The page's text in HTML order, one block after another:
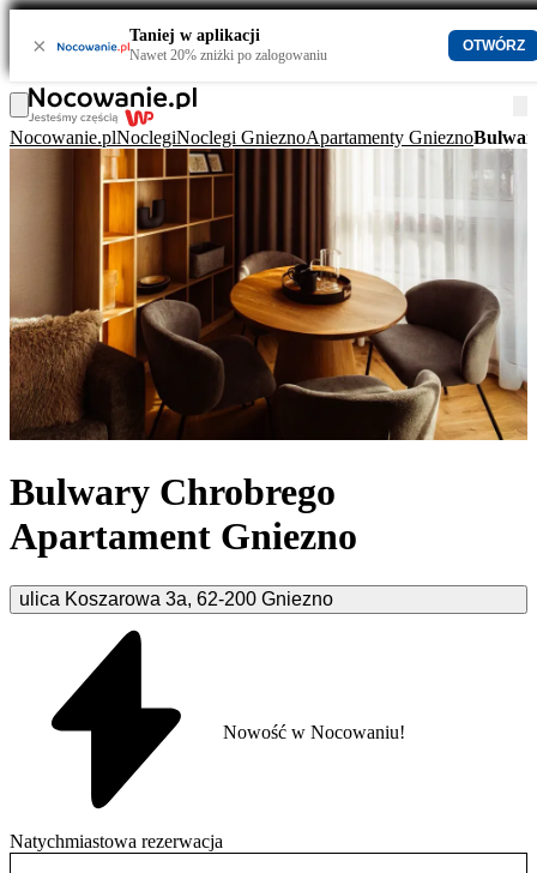
× Taniej w aplikacji
Nawet 20% zniżki po zalogowaniu
OTWÓRZ
Nocowanie.plNoclegiNoclegi GnieznoApartamenty Gniezno
Bulwary Chrobrego
Apartament Gniezno
ulica Koszarowa 3a, 62-200 Gniezno
Natychmiastowa rezerwacja
Nowość w Nocowaniu!